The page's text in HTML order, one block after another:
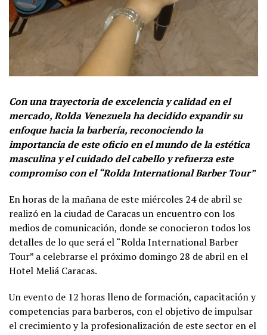
Con una trayectoria de excelencia y calidad en el
mercado, Rolda Venezuela ha decidido expandir su
enfoque hacia la barbería, reconociendo la
importancia de este oficio en el mundo de la estética
masculina y el cuidado del cabello y refuerza este
compromiso con el “Rolda International Barber Tour”
En horas de la mañana de este miércoles 24 de abril se
realizó en la ciudad de Caracas un encuentro con los
medios de comunicación, donde se conocieron todos los
detalles de lo que será el “Rolda International Barber
Tour” a celebrarse el próximo domingo 28 de abril en el
Hotel Meliá Caracas.
Un evento de 12 horas lleno de formación, capacitación y
competencias para barberos, con el objetivo de impulsar
el crecimiento y la profesionalización de este sector en el